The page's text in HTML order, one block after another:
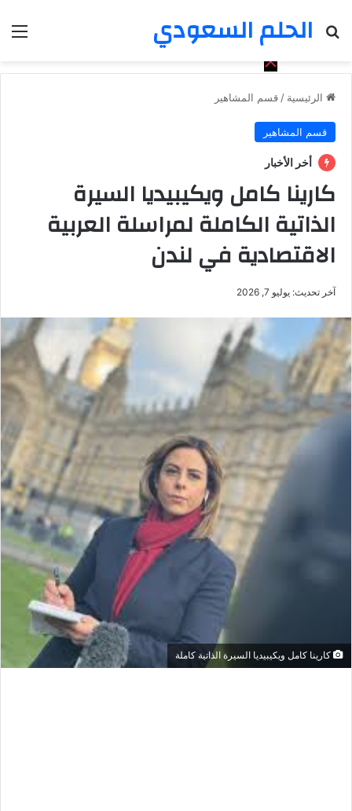
الحلم السعودي
بحث عن
الرئيسية / قسم المشاهير
قسم المشاهير
أخر الأخبار
كارينا كامل ويكيبيديا السيرة
الذاتية الكاملة لمراسلة العربية
الاقتصادية في لندن
آخر تحديث: يوليو 7, 2026
كارينا كامل ويكيبيديا السيرة الذاتية كاملة